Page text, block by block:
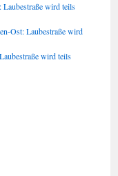
wird teils
Ost: Laubestraße wird
wird teils